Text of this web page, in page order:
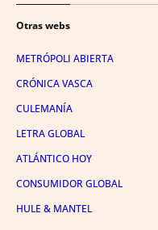
Otras webs
METRÓPOLI ABIERTA
CRÓNICA VASCA
CULEMANÍA
LETRA GLOBAL
ATLÁNTICO HOY
CONSUMIDOR GLOBAL
HULE & MANTEL